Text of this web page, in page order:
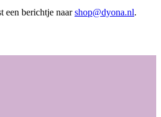
een berichtje naarshop@dyona.nl.